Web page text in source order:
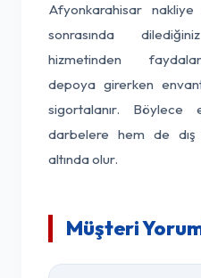
Afyonkarahisar
sonrasında
hizmetinden
depoya girerken
sigortalanır. Böylece
darbelere hem de dış
altında olur.
Müşteri